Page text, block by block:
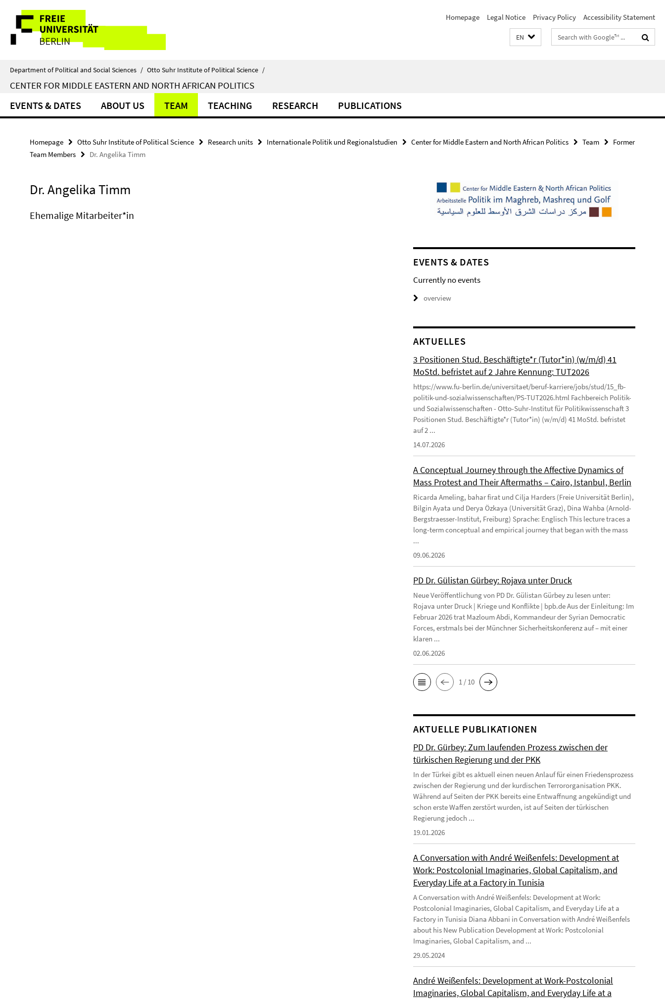
direkt
Inhalt
Service
Navigation
Homepage Legal Notice Privacy Policy Accessibility Statement
EN
Search
terms
Department of Political and Social Sciences / Otto Suhr Institute of Political Science /
CENTER FOR MIDDLE EASTERN AND NORTH AFRICAN POLITICS
EVENTS & DATES ABOUT US TEAM TEACHING RESEARCH PUBLICATIONS
Homepage Otto Suhr Institute of Political Science Research units Internationale Politik und Regionalstudien Center for Middle Eastern and North African Politics Team
Former
Team Members
Dr. Angelika Timm
Dr. Angelika Timm
Ehemalige Mitarbeiter*in
EVENTS & DATES
Currently no events
overview
AKTUELLES
3 Positionen Stud. Beschäftigte*r (Tutor*in) (w/m/d) 41
MoStd. befristet auf 2 Jahre Kennung: TUT2026
https://www.fu-berlin.de/universitaet/beruf-karriere/jobs/stud/15_fb-
politik-und-sozialwissenschaften/PS-TUT2026.html Fachbereich Politik-
und Sozialwissenschaften - Otto-Suhr-Institut für Politikwissenschaft 3
Positionen Stud. Beschäftigte*r (Tutor*in) (w/m/d) 41 MoStd. befristet
auf 2 ...
14.07.2026
A Conceptual Journey through the Affective Dynamics of
Mass Protest and Their Aftermaths – Cairo, Istanbul, Berlin
Ricarda Ameling, bahar firat und Cilja Harders (Freie Universität Berlin),
Bilgin Ayata und Derya Özkaya (Universität Graz), Dina Wahba (Arnold-
Bergstraesser-Institut, Freiburg) Sprache: Englisch This lecture traces a
long-term conceptual and empirical journey that began with the mass
...
09.06.2026
PD Dr. Gülistan Gürbey: Rojava unter Druck
Neue Veröffentlichung von PD Dr. Gülistan Gürbey zu lesen unter:
Rojava unter Druck | Kriege und Konflikte | bpb.de Aus der Einleitung: Im
Februar 2026 trat Mazloum Abdi, Kommandeur der Syrian Democratic
Forces, erstmals bei der Münchner Sicherheitskonferenz auf – mit einer
klaren ...
02.06.2026
1 / 10
AKTUELLE PUBLIKATIONEN
PD Dr. Gürbey: Zum laufenden Prozess zwischen der
türkischen Regierung und der PKK
In der Türkei gibt es aktuell einen neuen Anlauf für einen Friedensprozess
zwischen der Regierung und der kurdischen Terrororganisation PKK.
Während auf Seiten der PKK bereits eine Entwaffnung angekündigt und
schon erste Waffen zerstört wurden, ist auf Seiten der türkischen
Regierung jedoch ...
19.01.2026
A Conversation with André Weißenfels: Development at
Work: Postcolonial Imaginaries, Global Capitalism, and
Everyday Life at a Factory in Tunisia
A Conversation with André Weißenfels: Development at Work:
Postcolonial Imaginaries, Global Capitalism, and Everyday Life at a
Factory in Tunisia Diana Abbani in Conversation with André Weißenfels
about his New Publication Development at Work: Postcolonial
Imaginaries, Global Capitalism, and ...
29.05.2024
André Weißenfels: Development at Work-Postcolonial
Imaginaries, Global Capitalism, and Everyday Life at a